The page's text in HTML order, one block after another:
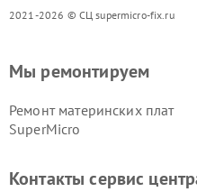
2021-2026 © СЦ supermicro-fix.ru
Мы ремонтируем
Ремонт материнских плат
SuperMicro
Контакты сервис